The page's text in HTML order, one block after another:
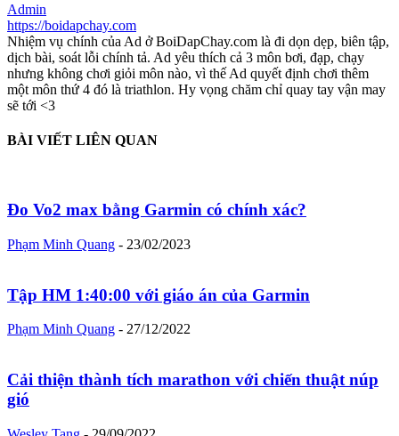
Admin
https://boidapchay.com
Nhiệm vụ chính của Ad ở BoiDapChay.com là đi dọn dẹp, biên tập,
dịch bài, soát lỗi chính tả. Ad yêu thích cả 3 môn bơi, đạp, chạy
nhưng không chơi giỏi môn nào, vì thế Ad quyết định chơi thêm
một môn thứ 4 đó là triathlon. Hy vọng chăm chỉ quay tay vận may
sẽ tới <3
BÀI VIẾT LIÊN QUAN
Đo Vo2 max bằng Garmin có chính xác?
Phạm Minh Quang - 23/02/2023
Tập HM 1:40:00 với giáo án của Garmin
Phạm Minh Quang - 27/12/2022
Cải thiện thành tích marathon với chiến thuật núp
gió